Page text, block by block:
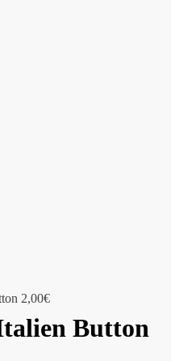
2,00€
Button